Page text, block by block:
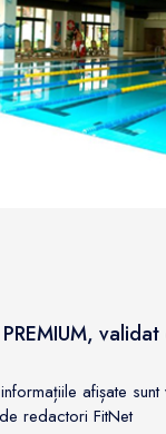
afișate sunt
redactori FitNet